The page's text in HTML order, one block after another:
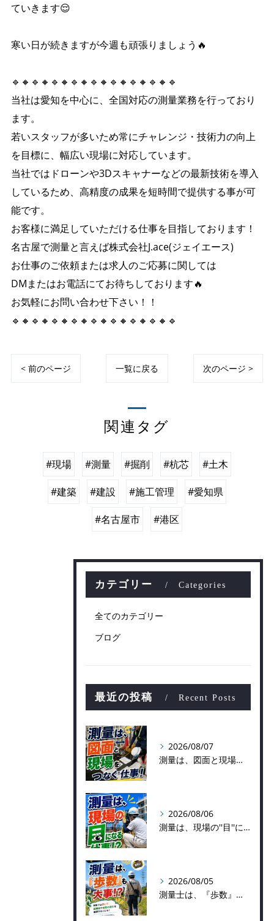
ていきます😌
寒い日が続きますが今週も頑張りましょう🔥
🔹🔸🔹🔸🔹🔸🔹🔸🔹🔸🔹🔸🔹🔸🔹🔸🔹
当社は愛知を中心に、全国対応の測量業務を行っており
ます。
若いスタッフが多いため常にチャレンジ・技術力の向上
を目標に、幅広い現場に対応しています。
当社ではドローンや3Dスキャナーなどの最新技術を導入
しているため、高精度の成果を短時間で提供する事が可
能です。
お客様に満足していただける仕事を目指しております！
名古屋で測量と言えば株式会社J.ace(ジェイエース)
お仕事のご依頼または求人のご応募に関しては
DMまたはお電話にてお待ちしております🔥
お気軽にお問い合わせ下さい！！
🔹🔸🔹🔸🔹🔸🔹🔸🔹🔸🔹🔸🔹🔸🔹🔸🔹
< 前のページ 一覧に戻る 次のページ >
関連タグ
#現場 #測量 #掘削 #杭芯 #土木
#建築 #建設 #施工管理 #愛知県
#名古屋市 #港区
カテゴリー Categories
全てのカテゴリー
ブログ
最近の投稿 Recent Posts
2026/08/07
測量は、図面と現場をつなぐ仕事！
2026/08/06
測量は、現場の''目''になる仕事！？
2026/08/05
測量士は、『歩数』も大事！？